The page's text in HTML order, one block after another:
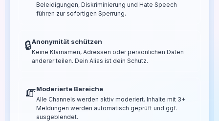
Beleidigungen, Diskriminierung und Hate Speech
führen zur sofortigen Sperrung.
🔒Anonymität schützen
Keine Klarnamen, Adressen oder persönlichen Daten
anderer teilen. Dein Alias ist dein Schutz.
🧯Moderierte Bereiche
Alle Channels werden aktiv moderiert. Inhalte mit 3+
Meldungen werden automatisch geprüft und ggf.
ausgeblendet.